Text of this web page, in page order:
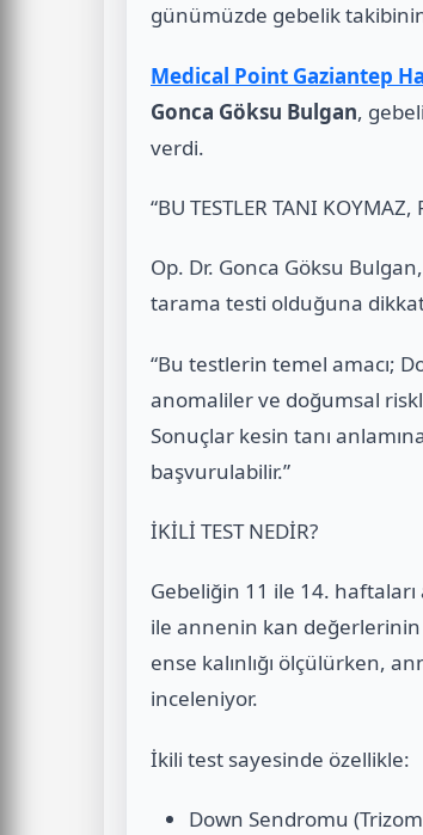
günümüzde gebelik
Medical Point Gaziantep
Gonca Göksu Bulgan,
verdi.
“BU TESTLER TANI KOYMAZ,
Op. Dr. Gonca Göksu
tarama testi olduğuna
“Bu testlerin temel amacı;
anomaliler ve doğumsal
Sonuçlar kesin tanı
başvurulabilir.”
İKİLİ TEST NEDİR?
Gebeliğin 11 ile 14.
ile annenin kan
ense kalınlığı ölçülürken,
inceleniyor.
İkili test sayesinde özellikle:
Down Sendromu